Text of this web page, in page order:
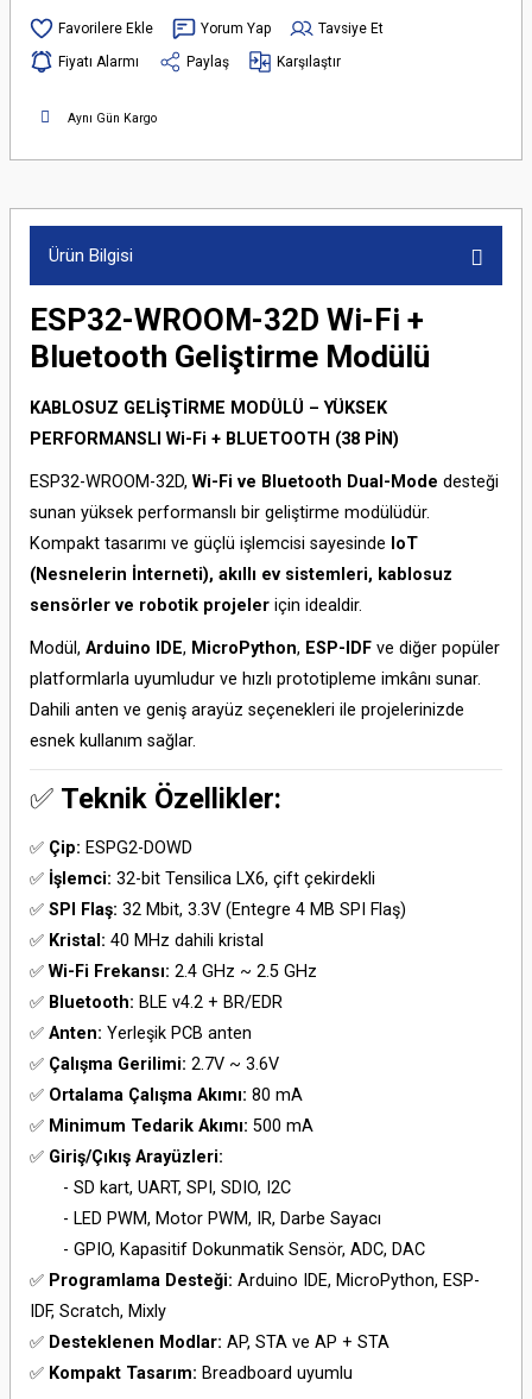
Yorum Yap
Tavsiye Et
Fiyatı Alarmı
Paylaş Karşılaştır
Aynı Gün Kargo
Ürün Bilgisi
ESP32-WROOM-32D Wi-Fi +
Bluetooth Geliştirme Modülü
KABLOSUZ GELİŞTİRME MODÜLÜ – YÜKSEK
PERFORMANSLI Wi-Fi + BLUETOOTH (38 PİN)
ESP32-WROOM-32D, Wi-Fi ve Bluetooth Dual-Mode desteği
sunan yüksek performanslı bir geliştirme modülüdür.
Kompakt tasarımı ve güçlü işlemcisi sayesinde IoT
(Nesnelerin İnterneti), akıllı ev sistemleri, kablosuz
sensörler ve robotik projeler için idealdir.
Modül, Arduino IDE, MicroPython, ESP-IDF ve diğer popüler
platformlarla uyumludur ve hızlı prototipleme imkânı sunar.
Dahili anten ve geniş arayüz seçenekleri ile projelerinizde
esnek kullanım sağlar.
✅ Teknik Özellikler:
✅ Çip: ESPG2-DOWD
✅ İşlemci: 32-bit Tensilica LX6, çift çekirdekli
✅ SPI Flaş: 32 Mbit, 3.3V (Entegre 4 MB SPI Flaş)
✅ Kristal: 40 MHz dahili kristal
✅ Wi-Fi Frekansı: 2.4 GHz ~ 2.5 GHz
✅ Bluetooth: BLE v4.2 + BR/EDR
✅ Anten: Yerleşik PCB anten
✅ Çalışma Gerilimi: 2.7V ~ 3.6V
✅ Ortalama Çalışma Akımı: 80 mA
✅ Minimum Tedarik Akımı: 500 mA
✅ Giriş/Çıkış Arayüzleri:
- SD kart, UART, SPI, SDIO, I2C
- LED PWM, Motor PWM, IR, Darbe Sayacı
- GPIO, Kapasitif Dokunmatik Sensör, ADC, DAC
✅ Programlama Desteği: Arduino IDE, MicroPython, ESP-
IDF, Scratch, Mixly
✅ Desteklenen Modlar: AP, STA ve AP + STA
✅ Kompakt Tasarım: Breadboard uyumlu